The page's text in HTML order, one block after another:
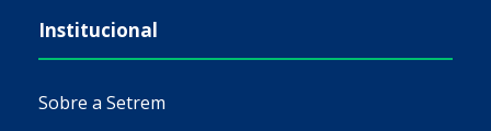
Institucional
Sobre a Setrem